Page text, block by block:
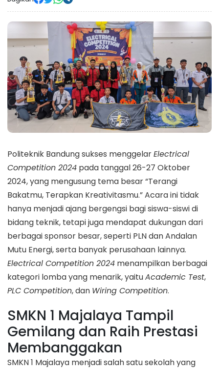
Politeknik Bandung sukses menggelarElectrical
Competition 2024 pada tanggal 26-27 Oktober
2024, yang mengusung tema besar “Terangi
Bakatmu, Terapkan Kreativitasmu.” Acara ini tidak
hanya menjadi ajang bergengsi bagi siswa-siswi di
bidang teknik, tetapi juga mendapat dukungan dari
berbagai sponsor besar, seperti PLN dan Andalan
Mutu Energi, serta banyak perusahaan lainnya.
Electrical Competition 2024 menampilkan berbagai
kategori lomba yang menarik, yaituAcademic Test,
PLC Competition, dan Wiring Competition.
SMKN 1 Majalaya Tampil
Gemilang dan Raih Prestasi
Membanggakan
SMKN 1 Majalaya menjadi salah satu sekolah yang